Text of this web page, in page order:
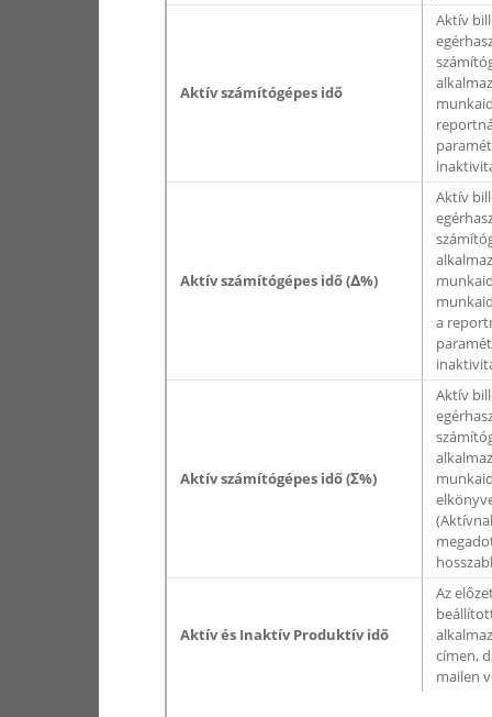
Aktív számítógépes idő
Aktív
Aktív számítógépes idő (Δ%)
Aktív
a
Aktív számítógépes idő (Σ%)
Aktív
Aktív és Inaktív Produktív idő
Az
címen,
mailen